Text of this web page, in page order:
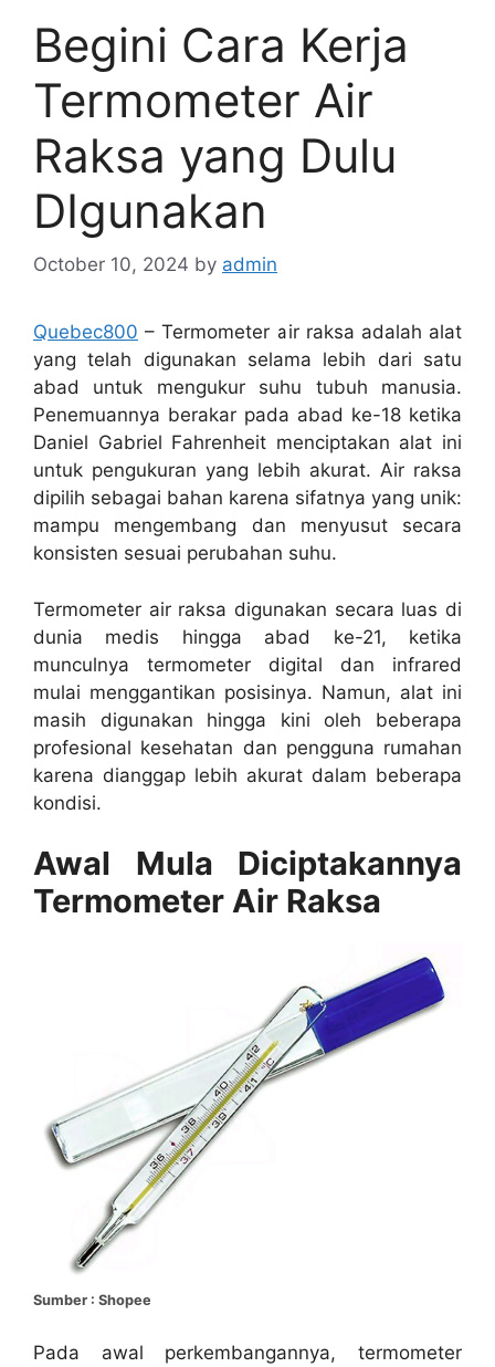
Begini Cara Kerja
Termometer Air
Raksa yang Dulu
DIgunakan
October 10, 2024 by admin
Quebec800 – Termometer air raksa adalah alat
yang telah digunakan selama lebih dari satu
abad untuk mengukur suhu tubuh manusia.
Penemuannya berakar pada abad ke-18 ketika
Daniel Gabriel Fahrenheit menciptakan alat ini
untuk pengukuran yang lebih akurat. Air raksa
dipilih sebagai bahan karena sifatnya yang unik:
mampu mengembang dan menyusut secara
konsisten sesuai perubahan suhu.
Termometer air raksa digunakan secara luas di
dunia medis hingga abad ke-21, ketika
munculnya termometer digital dan infrared
mulai menggantikan posisinya. Namun, alat ini
masih digunakan hingga kini oleh beberapa
profesional kesehatan dan pengguna rumahan
karena dianggap lebih akurat dalam beberapa
kondisi.
Awal Mula Diciptakannya
Termometer Air Raksa
Sumber : Shopee
Pada awal perkembangannya, termometer